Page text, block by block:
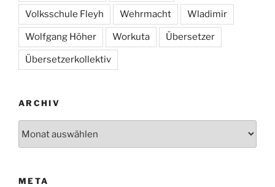
Volksschule Fleyh Wehrmacht Wladimir
Wolfgang Höher Workuta Übersetzer
Übersetzerkollektiv
ARCHIV
META